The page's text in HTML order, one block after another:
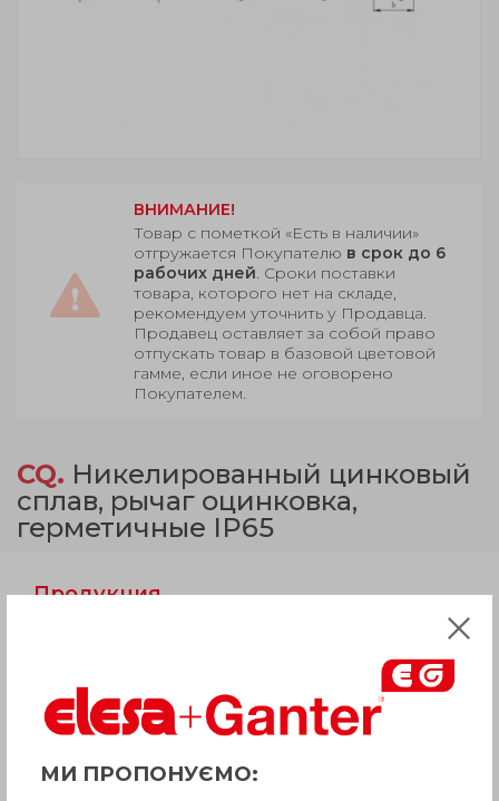
ВНИМАНИЕ!
Товар с пометкой «Есть в наличии»
отгружается Покупателю в срок до 6
рабочих дней. Сроки поставки
товара, которого нет на складе,
рекомендуем уточнить у Продавца.
Продавец оставляет за собой право
отпускать товар в базовой цветовой
гамме, если иное не оговорено
Покупателем.
CQ. Никелированный цинковый
сплав, рычаг оцинковка,
герметичные IP65
Продукция
МИ ПРОПОНУЄМО: